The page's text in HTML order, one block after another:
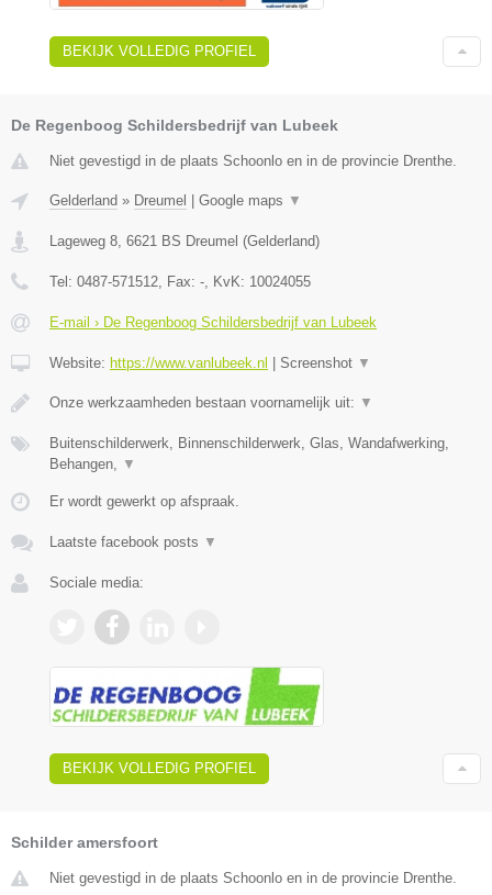
BEKIJK VOLLEDIG PROFIEL
De Regenboog Schildersbedrijf van Lubeek
Niet gevestigd in de plaats Schoonlo en in de provincie Drenthe.
Gelderland » Dreumel | Google maps ▼
Lageweg 8 6621 BS Dreumel (Gelderland)
Tel: 0487-571512 , Fax: - , KvK: 10024055
E-mail › De Regenboog Schildersbedrijf van Lubeek
Website: https://www.vanlubeek.nl | Screenshot ▼
Onze werkzaamheden bestaan voornamelijk uit: ▼
Buitenschilderwerk, Binnenschilderwerk, Glas, Wandafwerking,
Behangen,
▼
Er wordt gewerkt op afspraak.
Laatste facebook posts ▼
Sociale media:
BEKIJK VOLLEDIG PROFIEL
Schilder amersfoort
Niet gevestigd in de plaats Schoonlo en in de provincie Drenthe.